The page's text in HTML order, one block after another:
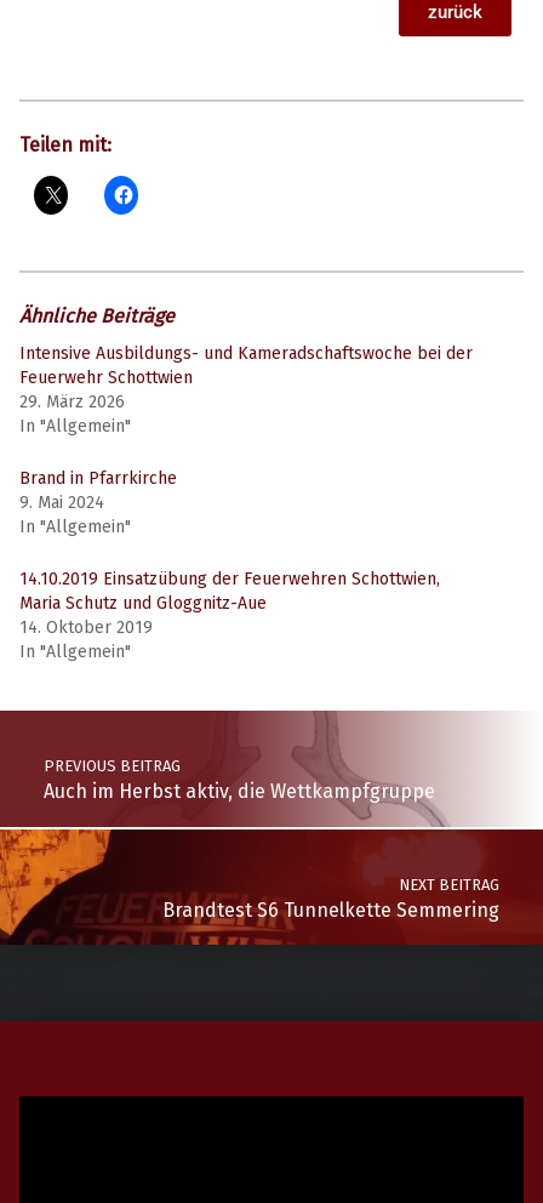
zurück
Teilen mit:
Ähnliche Beiträge
Intensive Ausbildungs- und Kameradschaftswoche bei der
Feuerwehr Schottwien
29. März 2026
In "Allgemein"
Brand in Pfarrkirche
9. Mai 2024
In "Allgemein"
14.10.2019 Einsatzübung der Feuerwehren Schottwien,
Maria Schutz und Gloggnitz-Aue
14. Oktober 2019
In "Allgemein"
PREVIOUS BEITRAG
Auch im Herbst aktiv, die Wettkampfgruppe
NEXT BEITRAG
Brandtest S6 Tunnelkette Semmering